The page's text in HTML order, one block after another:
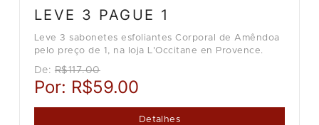
LEVE 3 PAGUE 1
Leve 3 sabonetes esfoliantes Corporal de Amêndoa
pelo preço de 1, na loja L'Occitane en Provence.
De: R$117.00
Por: R$59.00
Detalhes